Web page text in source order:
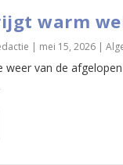
warm
| mei 15, 2026|
weer van de